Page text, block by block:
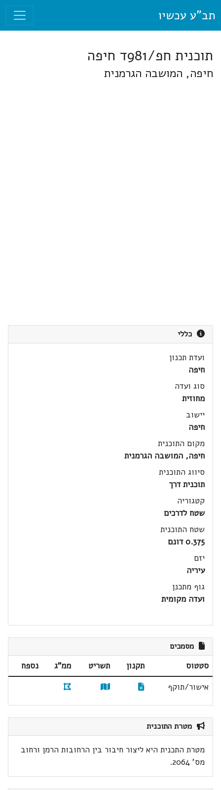
תב"ע עכשיו
תוכנית חפ/981ד חיפה
חיפה, המושבה הגרמנית
כללי
ועדת תכנון
חיפה
סוג ועדה
מחוזית
יישוב
חיפה
מקום התוכנית
חיפה, המושבה הגרמנית
סיווג התוכנית
תוכנית דרך
קטגוריה
שטח לדרכים
שטח התוכנית
0.375 דונם
יזם
עיריה
גוף מתכנן
ועדה מקומית
מסמכים
סטטוס תקנון תשריט ממ"ג
נספח
אישור/תוקף
מטרת התוכנית
מטרת התכנית היא ליצור חיבור בין הרחובות הרמן ורחוב
מס' 2064.